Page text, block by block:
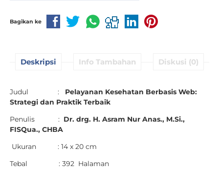
Bagikan ke
Deskripsi Info Tambahan Diskusi (0)
Judul : Pelayanan Kesehatan Berbasis Web:
Strategi dan Praktik Terbaik
Penulis : Dr. drg. H. Asram Nur Anas., M.Si.,
FISQua., CHBA
Ukuran : 14 x 20 cm
Tebal : 392 Halaman